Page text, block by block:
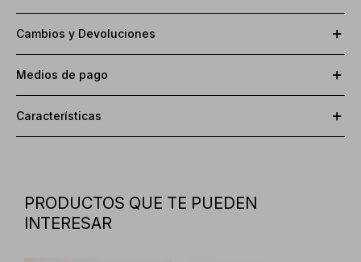
Cambios y Devoluciones
Medios de pago
Características
PRODUCTOS QUE TE PUEDEN
INTERESAR